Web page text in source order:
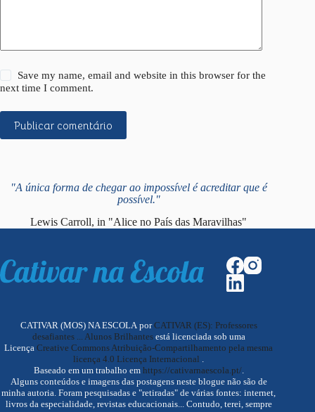
Save my name, email and website in this browser for the
next time I comment.
Publicar comentário
"A única forma de chegar ao impossível é acreditar que é
possível."
Lewis Carroll, in "Alice no País das Maravilhas"
CATIVAR (MOS) NA ESCOLA porCATIVAR (ES): Professores
desafiantes ... Alunos Brilhantesestá licenciada sob uma
LicençaCreative Commons Atribuição-Compartilhamento pela mesma
licença 4.0 Licença Internacional
Baseado em um trabalho em https://cativarnaescola.pt/.
Alguns conteúdos e imagens das postagens neste blogue não são de
minha autoria. Foram pesquisadas e "retiradas" de várias fontes: internet,
livros da especialidade, revistas educacionais... Contudo, terei, sempre